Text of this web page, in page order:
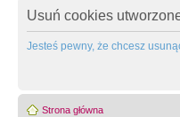
Usuń cookies
Jesteś pewny, że chcesz
Strona główna